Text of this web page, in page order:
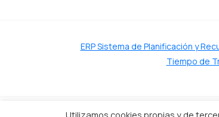
ERP Sistema de Planificación y
Tiempo de
Utilizamos cookies propias y de